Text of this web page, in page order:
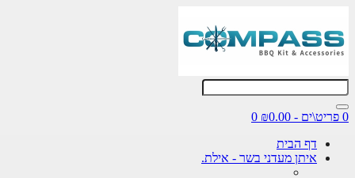
0
דף הבית
איתן מעדני בשר - אילת.